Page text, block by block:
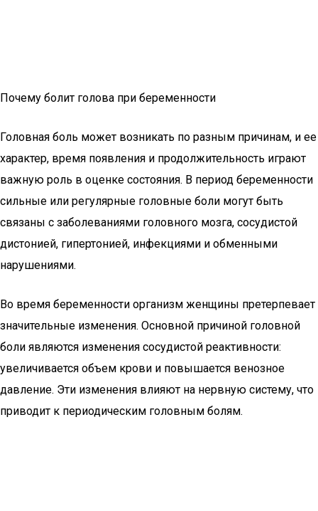
Почему болит голова при беременности
Головная боль может возникать по разным причинам, и ее
характер, время появления и продолжительность играют
важную роль в оценке состояния. В период беременности
сильные или регулярные головные боли могут быть
связаны с заболеваниями головного мозга, сосудистой
дистонией, гипертонией, инфекциями и обменными
нарушениями.
Во время беременности организм женщины претерпевает
значительные изменения. Основной причиной головной
боли являются изменения сосудистой реактивности:
увеличивается объем крови и повышается венозное
давление. Эти изменения влияют на нервную систему, что
приводит к периодическим головным болям.